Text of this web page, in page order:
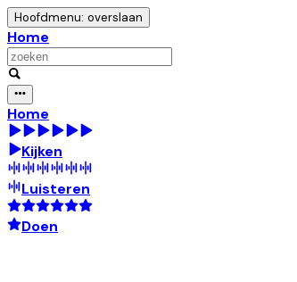
Hoofdmenu: overslaan
Home
Home
Kijken
Luisteren
Doen